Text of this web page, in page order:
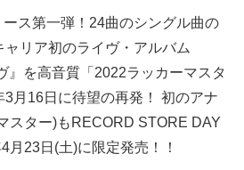
ス第一弾！24曲のシングル曲の
リア初のライヴ・アルバム
』を高音質「2022ラッカーマスタ
月16日に待望の再発！ 初のアナ
スター)もRECORD STORE DAY
月23日(土)に限定発売！！